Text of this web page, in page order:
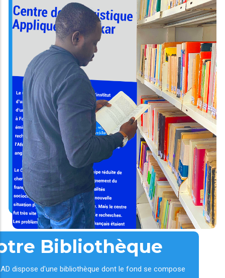
Bibliothèque
dispose d'une bibliothèque dont le fond se compose